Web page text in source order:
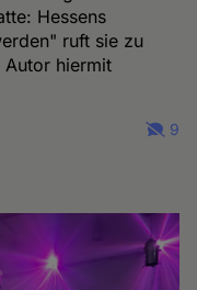
Hessens
ruft sie zu
Autor hiermit
9